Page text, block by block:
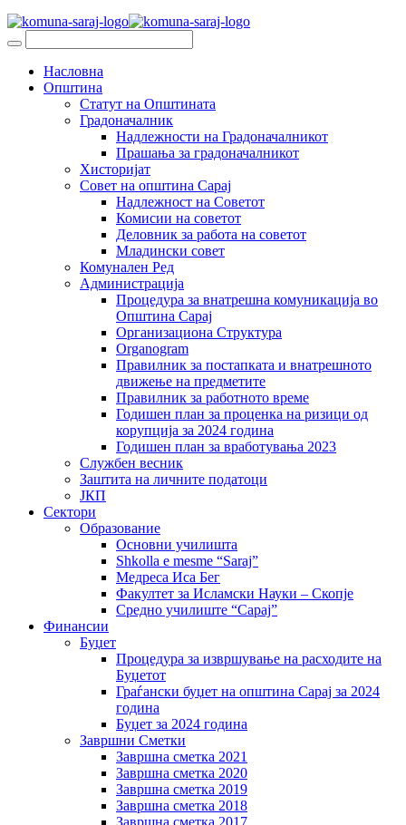
Насловна
Општина
Статут на Општината
Градоначалник
Надлежности на Градоначалникот
Прашања за градоначалникот
Хисторијат
Совет на општина Сарај
Надлежност на Советот
Комисии на советот
Деловник за работа на советот
Младински совет
Комунален Ред
Администрација
Процедура за внатрешна комуникација во
Општина Сарај
Организациона Структура
Organogram
Правилник за постапката и внатрешното
движење на предметите
Правилник за работното време
Годишен план за проценка на ризици од
корупција за 2024 година
Годишен план за вработувања 2023
Службен весник
Заштита на личните податоци
ЈКП
Сектори
Образование
Основни училишта
Shkolla e mesme “Saraj”
Медреса Иса Бег
Факултет за Исламски Науки – Скопје
Средно училиште “Сарај”
Финансии
Буџет
Процедура за извршување на расходите на
Буџетот
Граѓански буџет на општина Сарај за 2024
година
Буџет за 2024 година
Завршни Сметки
Завршна сметка 2021
Завршна сметка 2020
Завршна сметка 2019
Завршна сметка 2018
Завршна сметка 2017